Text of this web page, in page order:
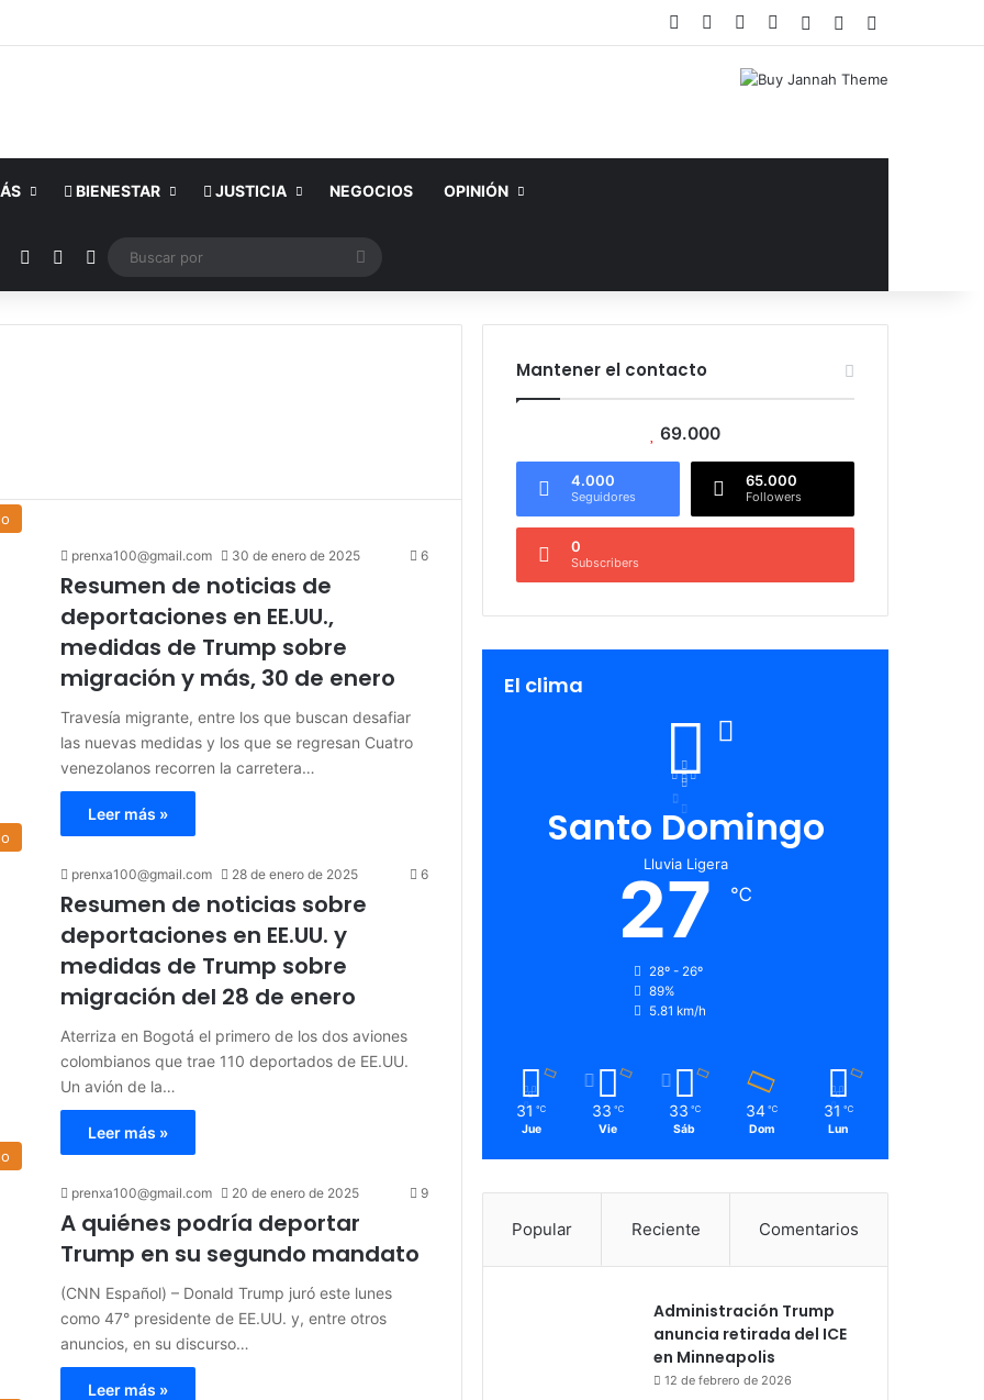
Facebook YouTubeInstagramAccesoPublicación al
BIENESTAR JUSTICIA NEGOCIOS OPINIÓN
YouTubeInstagramPublicación al azar
Switch skin
Buscar
por
prenxa100@gmail.com 30 de enero de 2025 6
Resumen de noticias de
deportaciones en EE.UU.,
medidas de Trump sobre
migración y más, 30 de enero
Travesía migrante, entre los que buscan desafiar
las nuevas medidas y los que se regresan Cuatro
venezolanos recorren la carretera…
Leer más »
prenxa100@gmail.com 28 de enero de 2025 6
Resumen de noticias sobre
deportaciones en EE.UU. y
medidas de Trump sobre
migración del 28 de enero
Aterriza en Bogotá el primero de los dos aviones
colombianos que trae 110 deportados de EE.UU.
Un avión de la…
Leer más »
prenxa100@gmail.com 20 de enero de 2025 9
A quiénes podría deportar
Trump en su segundo mandato
(CNN Español) – Donald Trump juró este lunes
como 47° presidente de EE.UU. y, entre otros
anuncios, en su discurso…
Leer más »
Mantener el contacto
69.000
4.000
Seguidores
65.000
Followers
0
Subscribers
El clima
Santo Domingo
Lluvia Ligera
27 ℃
28º - 26º
89%
5.81 km/h
31 ℃
Jue
33 ℃
Vie
33 ℃
Sáb
34 ℃
Dom
31 ℃
Lun
Popular Reciente Comentarios
Administración Trump
anuncia retirada del ICE
en Minneapolis
12 de febrero de 2026